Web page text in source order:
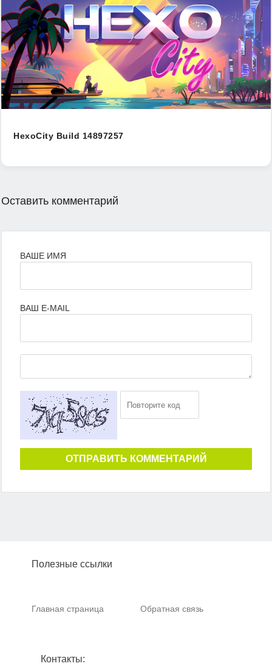
HexoCity Build 14897257
Оставить комментарий
ВАШЕ ИМЯ
ВАШ E-MAIL
ОТПРАВИТЬ КОММЕНТАРИЙ
Полезные ссылки
Главная страница Обратная связь
Контакты: